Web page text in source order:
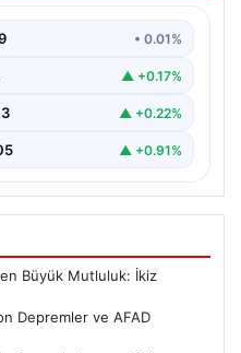
depremlerle
• 0.01%
▲ +0.17%
▲ +0.22%
▲ +0.91%
Büyük Mutluluk: İkiz
Depremler ve AFAD